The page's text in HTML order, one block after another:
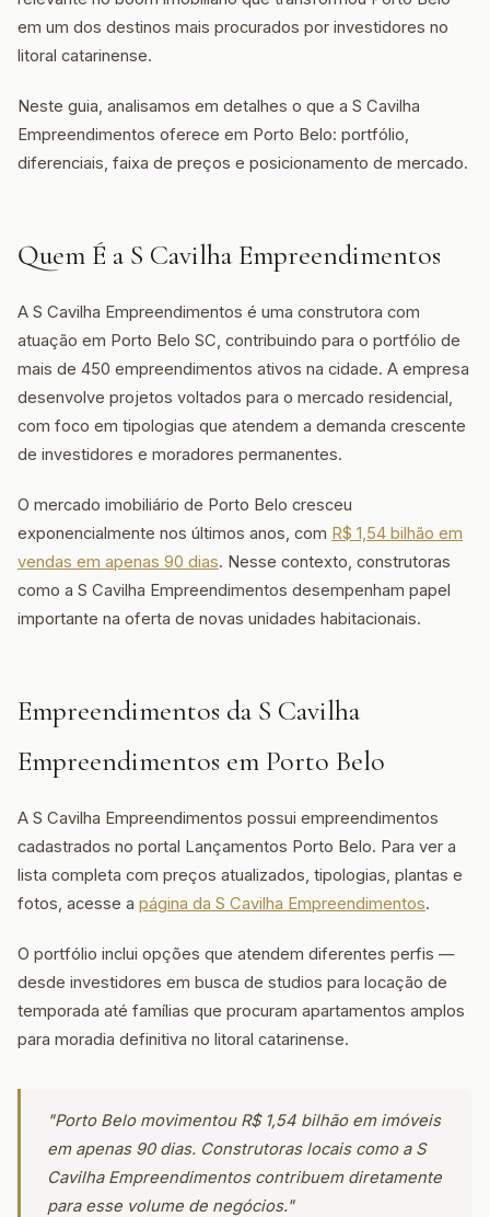
em um dos destinos mais procurados por investidores no
litoral catarinense.
Neste guia, analisamos em detalhes o que a S Cavilha
Empreendimentos oferece em Porto Belo: portfólio,
diferenciais, faixa de preços e posicionamento de mercado.
Quem É a S Cavilha Empreendimentos
A S Cavilha Empreendimentos é uma construtora com
atuação em Porto Belo SC, contribuindo para o portfólio de
mais de 450 empreendimentos ativos na cidade. A empresa
desenvolve projetos voltados para o mercado residencial,
com foco em tipologias que atendem a demanda crescente
de investidores e moradores permanentes.
O mercado imobiliário de Porto Belo cresceu
exponencialmente nos últimos anos, com R$ 1,54 bilhão em
vendas em apenas 90 dias. Nesse contexto, construtoras
como a S Cavilha Empreendimentos desempenham papel
importante na oferta de novas unidades habitacionais.
Empreendimentos da S Cavilha
Empreendimentos em Porto Belo
A S Cavilha Empreendimentos possui empreendimentos
cadastrados no portal Lançamentos Porto Belo. Para ver a
lista completa com preços atualizados, tipologias, plantas e
fotos, acesse a página da S Cavilha Empreendimentos.
O portfólio inclui opções que atendem diferentes perfis —
desde investidores em busca de studios para locação de
temporada até famílias que procuram apartamentos amplos
para moradia definitiva no litoral catarinense.
"Porto Belo movimentou R$ 1,54 bilhão em imóveis
em apenas 90 dias. Construtoras locais como a S
Cavilha Empreendimentos contribuem diretamente
para esse volume de negócios."